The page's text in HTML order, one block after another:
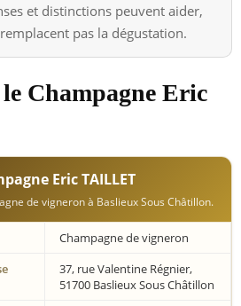
et distinctions peuvent aider,
pas la dégustation.
le Champagne Eric
Eric TAILLET
de vigneron à Baslieux Sous Châtillon.
Champagne de vigneron
37, rue Valentine Régnier,
51700 Baslieux Sous Châtillon